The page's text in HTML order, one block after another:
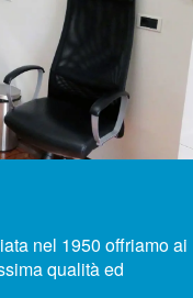
nel 1950 offriamo ai
qualità ed